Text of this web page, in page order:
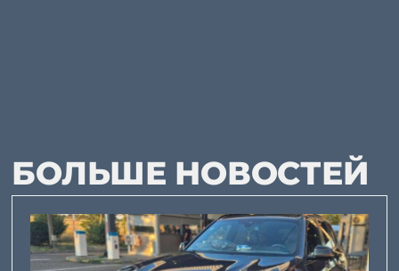
БОЛЬШЕ НОВОСТЕЙ